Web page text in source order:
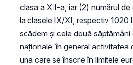
clasa a XII-a, iar (2) numărul
la clasele IX/XI, respectiv 1020
scădem și cele două
naționale, în general activitatea
una care se înscrie în limitele